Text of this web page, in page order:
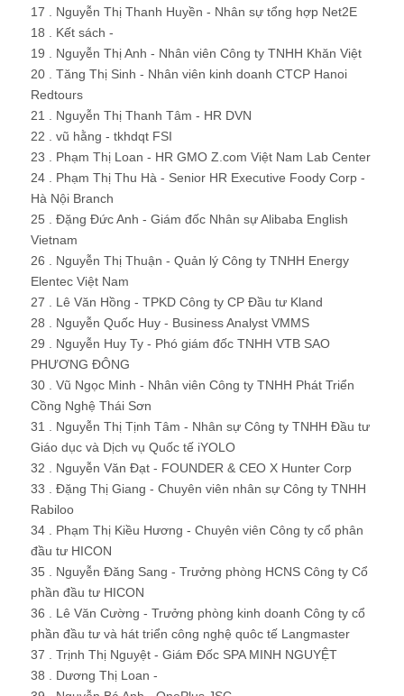
17 . Nguyễn Thị Thanh Huyền - Nhân sự tổng hợp Net2E
18 . Kết sách -
19 . Nguyễn Thị Anh - Nhân viên Công ty TNHH Khăn Việt
20 . Tăng Thị Sinh - Nhân viên kinh doanh CTCP Hanoi
Redtours
21 . Nguyễn Thị Thanh Tâm - HR DVN
22 . vũ hằng - tkhdqt FSI
23 . Phạm Thị Loan - HR GMO Z.com Việt Nam Lab Center
24 . Phạm Thị Thu Hà - Senior HR Executive Foody Corp -
Hà Nội Branch
25 . Đặng Đức Anh - Giám đốc Nhân sự Alibaba English
Vietnam
26 . Nguyễn Thị Thuận - Quản lý Công ty TNHH Energy
Elentec Việt Nam
27 . Lê Văn Hồng - TPKD Công ty CP Đầu tư Kland
28 . Nguyễn Quốc Huy - Business Analyst VMMS
29 . Nguyễn Huy Ty - Phó giám đốc TNHH VTB SAO
PHƯƠNG ĐÔNG
30 . Vũ Ngọc Minh - Nhân viên Công ty TNHH Phát Triển
Cồng Nghệ Thái Sơn
31 . Nguyễn Thị Tịnh Tâm - Nhân sự Công ty TNHH Đầu tư
Giáo dục và Dịch vụ Quốc tế iYOLO
32 . Nguyễn Văn Đạt - FOUNDER & CEO X Hunter Corp
33 . Đặng Thị Giang - Chuyên viên nhân sự Công ty TNHH
Rabiloo
34 . Phạm Thị Kiều Hương - Chuyên viên Công ty cổ phân
đầu tư HICON
35 . Nguyễn Đăng Sang - Trưởng phòng HCNS Công ty Cổ
phần đầu tư HICON
36 . Lê Văn Cường - Trưởng phòng kinh doanh Công ty cổ
phần đầu tư và hát triển công nghệ quôc tế Langmaster
37 . Trịnh Thị Nguyệt - Giám Đốc SPA MINH NGUYỆT
38 . Dương Thị Loan -